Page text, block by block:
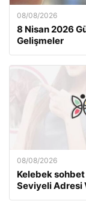
08/08/2026
8 Nisan 2026
Gelişmeler
08/08/2026
Kelebek
Seviyeli Adresi